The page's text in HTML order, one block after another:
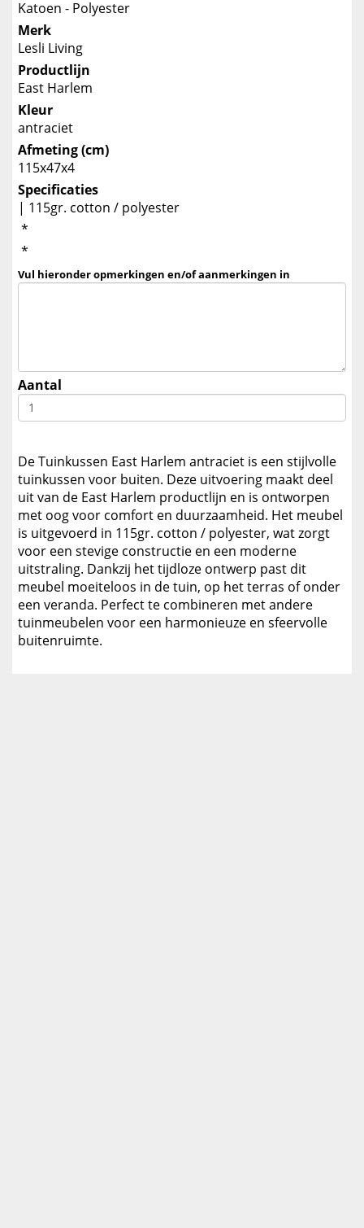
Katoen - Polyester
Merk
Lesli Living
Productlijn
East Harlem
Kleur
antraciet
Afmeting (cm)
115x47x4
Specificaties
| 115gr. cotton / polyester
*
*
Vul hieronder opmerkingen en/of aanmerkingen in
Aantal
De Tuinkussen East Harlem antraciet is een stijlvolle
tuinkussen voor buiten. Deze uitvoering maakt deel
uit van de East Harlem productlijn en is ontworpen
met oog voor comfort en duurzaamheid. Het meubel
is uitgevoerd in 115gr. cotton / polyester, wat zorgt
voor een stevige constructie en een moderne
uitstraling. Dankzij het tijdloze ontwerp past dit
meubel moeiteloos in de tuin, op het terras of onder
een veranda. Perfect te combineren met andere
tuinmeubelen voor een harmonieuze en sfeervolle
buitenruimte.